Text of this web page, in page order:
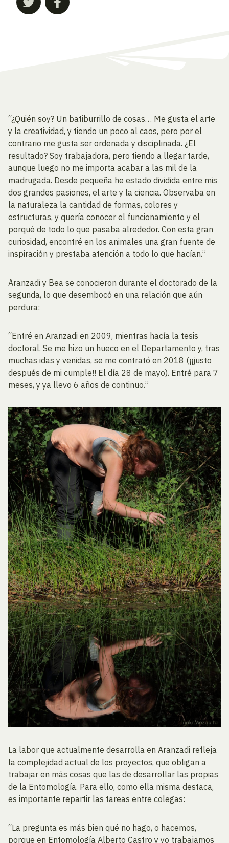
“¿Quién soy? Un batiburrillo de cosas… Me gusta el arte
y la creatividad, y tiendo un poco al caos, pero por el
contrario me gusta ser ordenada y disciplinada. ¿El
resultado? Soy trabajadora, pero tiendo a llegar tarde,
aunque luego no me importa acabar a las mil de la
madrugada. Desde pequeña he estado dividida entre mis
dos grandes pasiones, el arte y la ciencia. Observaba en
la naturaleza la cantidad de formas, colores y
estructuras, y quería conocer el funcionamiento y el
porqué de todo lo que pasaba alrededor. Con esta gran
curiosidad, encontré en los animales una gran fuente de
inspiración y prestaba atención a todo lo que hacían.”
Aranzadi y Bea se conocieron durante el doctorado de la
segunda, lo que desembocó en una relación que aún
perdura:
“Entré en Aranzadi en 2009, mientras hacía la tesis
doctoral. Se me hizo un hueco en el Departamento y, tras
muchas idas y venidas, se me contrató en 2018 (¡¡justo
después de mi cumple!! El día 28 de mayo). Entré para 7
meses, y ya llevo 6 años de continuo.”
La labor que actualmente desarrolla en Aranzadi refleja
la complejidad actual de los proyectos, que obligan a
trabajar en más cosas que las de desarrollar las propias
de la Entomología. Para ello, como ella misma destaca,
es importante repartir las tareas entre colegas:
“La pregunta es más bien qué no hago, o hacemos,
porque en Entomología Alberto Castro y yo trabajamos